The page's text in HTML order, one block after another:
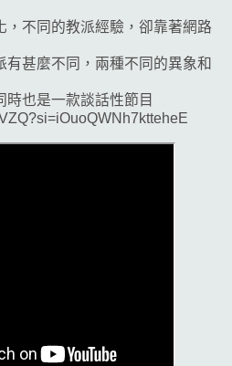
，不同的教派經驗，卻靠著網路
甚麼不同，兩種不同的異象和
也是一款談話性節目